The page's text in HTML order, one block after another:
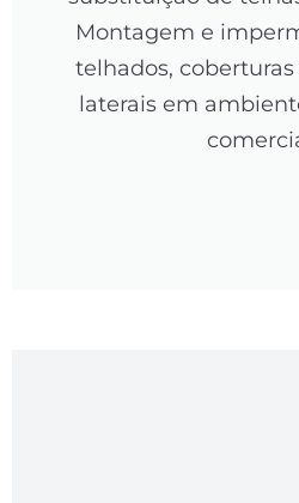
Montagem e
telhados,
laterais em